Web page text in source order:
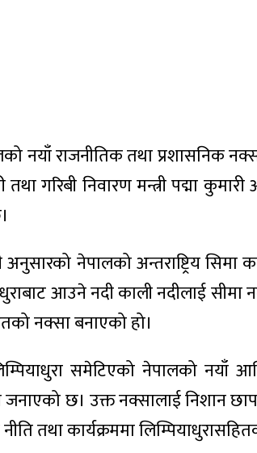
राजनीतिक तथा प्रशासनिक नक्सा
गरिबी निवारण मन्त्री पद्मा
नेपालको अन्तराष्ट्रिय सिमा
आउने नदी काली नदीलाई सीमा
नक्सा बनाएको हो।
समेटिएको नेपालको नयाँ
छ। उक्त नक्सालाई निशान
तथा कार्यक्रममा